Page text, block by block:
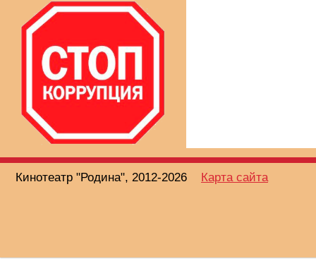
Кинотеатр "Родина", 2012-2026 Карта сайта